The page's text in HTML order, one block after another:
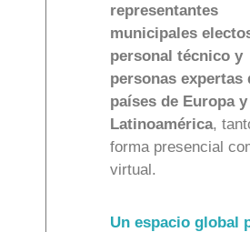
representantes
municipales
personal técnico y
personas expertas
países de Europa y
Latinoamérica,
forma presencial
virtual.
Un espacio global